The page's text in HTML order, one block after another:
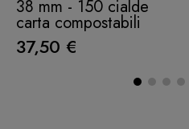
38 mm - 150 cialde
carta compostabili
37,50 €